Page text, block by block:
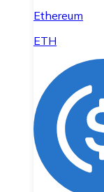
Ethereum
ETH